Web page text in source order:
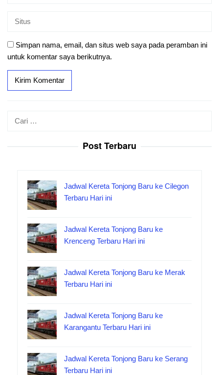
Simpan nama, email, dan situs web saya pada peramban ini
untuk komentar saya berikutnya.
Post Terbaru
Jadwal Kereta Tonjong Baru ke Cilegon
Terbaru Hari ini
Jadwal Kereta Tonjong Baru ke
Krenceng Terbaru Hari ini
Jadwal Kereta Tonjong Baru ke Merak
Terbaru Hari ini
Jadwal Kereta Tonjong Baru ke
Karangantu Terbaru Hari ini
Jadwal Kereta Tonjong Baru ke Serang
Terbaru Hari ini